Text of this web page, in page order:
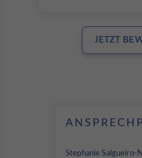
JETZT
Stephanie Salgueiro-